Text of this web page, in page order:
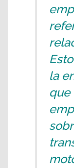
la
que